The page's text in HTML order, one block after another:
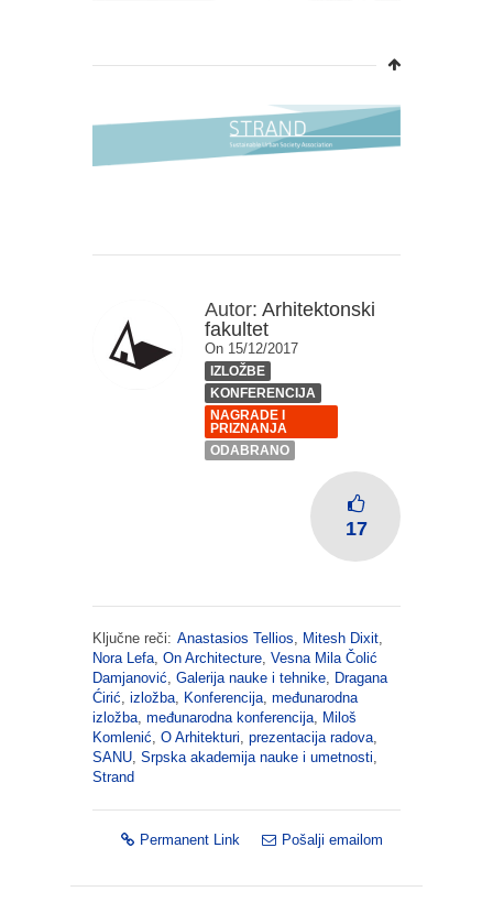
Autor: Arhitektonski
fakultet
On 15/12/2017
IZLOŽBE
KONFERENCIJA
NAGRADE I
PRIZNANJA
ODABRANO
17
Ključne reči: Anastasios Tellios Mitesh Dixit
Nora Lefa On Architecture Vesna Mila Čolić
Damjanović Galerija nauke i tehnike
Dragana
Ćirić izložba Konferencija međunarodna
izložba međunarodna konferencija
Miloš
Komlenić O Arhitekturi prezentacija radova
SANU Srpska akademija nauke i umetnosti
Strand
Permanent Link Pošalji emailom